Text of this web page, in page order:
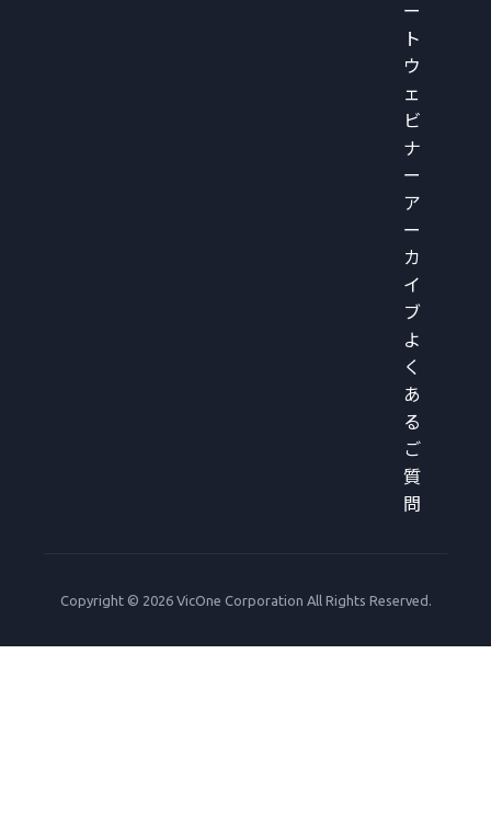
ー
ト
ウ
ェ
ビ
ナ
ー
ア
ー
カ
イ
ブ
よ
く
あ
る
ご
質
問
Copyright © 2026 VicOne Corporation All Rights Reserved.